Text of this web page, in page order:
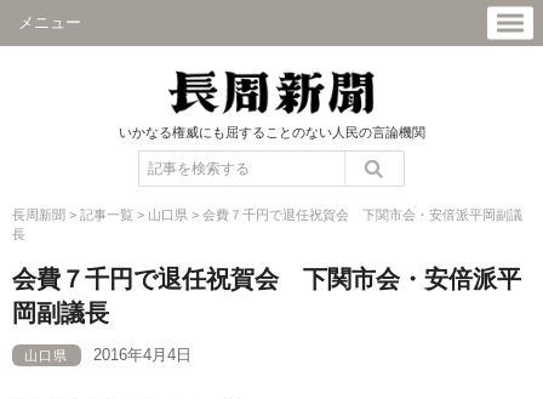
メニュー
いかなる権威にも屈することのない人民の言論機関
長周新聞 > 記事一覧 > 山口県 > 会費７千円で退任祝賀会 下関市会・安倍派平岡副議
長
会費７千円で退任祝賀会 下関市会・安倍派平
岡副議長
山口県 2016年4月4日